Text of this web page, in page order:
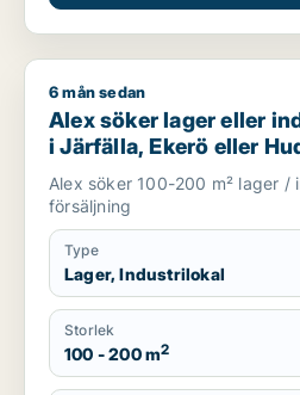
Alex söker lager eller
6 mån sedan
Alex söker lager eller
i Järfälla, Ekerö eller
Alex söker 100-200 m² lager /
försäljning
Type
Lager, Industrilokal
Storlek
100 - 200 m2